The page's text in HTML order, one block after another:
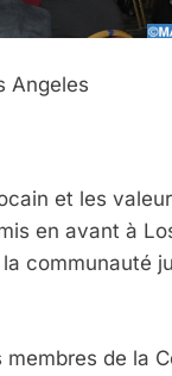
Angeles
et les
en avant à
communauté
de la